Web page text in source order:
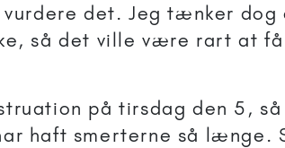
det. Jeg tænker dog
så det ville være rart at
på tirsdag den 5,
haft smerterne så længe.